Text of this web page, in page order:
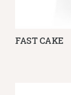
FAST CAKE